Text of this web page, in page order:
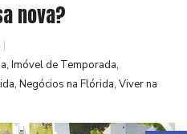
nova?
, Imóvel de Temporada,
, Negócios na Flórida, Viver na